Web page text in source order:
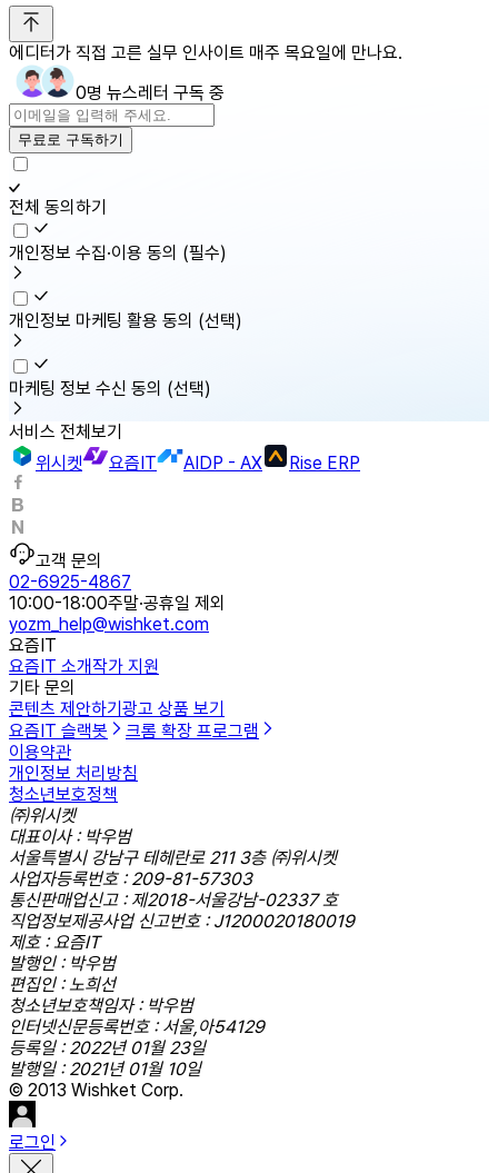
에디터가 직접 고른 실무 인사이트 매주 목요일에 만나요.
0명 뉴스레터 구독 중
무료로 구독하기
전체 동의하기
개인정보 수집·이용 동의 (필수)
개인정보 마케팅 활용 동의 (선택)
마케팅 정보 수신 동의 (선택)
서비스 전체보기
위시켓
요즘IT AIDP - AX Rise ERP
고객 문의
02-6925-4867
10:00-18:00주말·공휴일 제외
yozm_help@wishket.com
요즘IT
요즘IT 소개작가 지원
기타 문의
콘텐츠 제안하기광고 상품 보기
요즘IT 슬랙봇
크롬 확장 프로그램
이용약관
개인정보 처리방침
청소년보호정책
㈜위시켓
대표이사 : 박우범
서울특별시 강남구 테헤란로 211 3층 ㈜위시켓
사업자등록번호 : 209-81-57303
통신판매업신고 : 제2018-서울강남-02337 호
직업정보제공사업 신고번호 : J1200020180019
제호 : 요즘IT
발행인 : 박우범
편집인 : 노희선
청소년보호책임자 : 박우범
인터넷신문등록번호 : 서울,아54129
등록일 : 2022년 01월 23일
발행일 : 2021년 01월 10일
© 2013 Wishket Corp.
로그인